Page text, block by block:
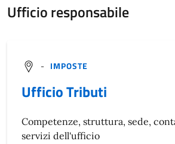
Ufficio responsabile
- IMPOSTE
Ufficio Tributi
Competenze, struttura, sede,
servizi dell'ufficio